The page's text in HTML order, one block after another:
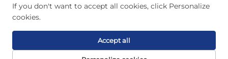
Kopiereg © 2026 Nanjing D-Top Pharmatech Co., Ltd. Alle regte
If you don't want to accept all cookies, click Personalize
cookies.
Accept all